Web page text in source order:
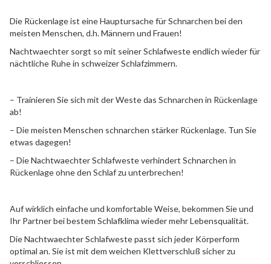
Die Rückenlage ist eine Hauptursache für Schnarchen bei den
meisten Menschen, d.h. Männern und Frauen!
Nachtwaechter sorgt so mit seiner Schlafweste endlich wieder für
nächtliche Ruhe in schweizer Schlafzimmern.
– Trainieren Sie sich mit der Weste das Schnarchen in Rückenlage
ab!
– Die meisten Menschen schnarchen stärker Rückenlage. Tun Sie
etwas dagegen!
– Die Nachtwaechter Schlafweste verhindert Schnarchen in
Rückenlage ohne den Schlaf zu unterbrechen!
Auf wirklich einfache und komfortable Weise, bekommen Sie und
Ihr Partner bei bestem Schlafklima wieder mehr Lebensqualität.
Die Nachtwaechter Schlafweste passt sich jeder Körperform
optimal an. Sie ist mit dem weichen Klettverschluß sicher zu